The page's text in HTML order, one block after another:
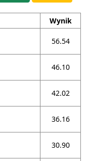
Wynik
56.54
46.10
42.02
36.16
30.90